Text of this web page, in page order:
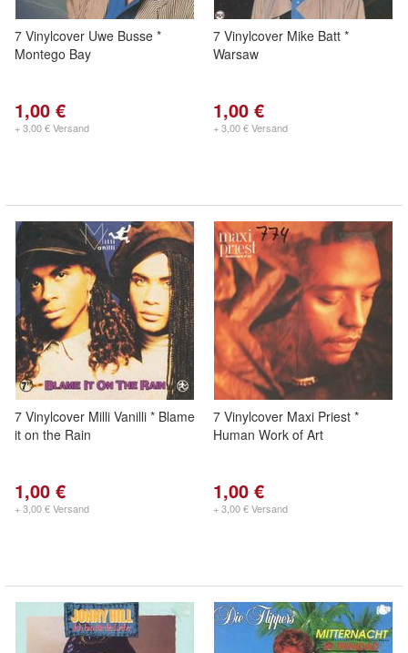
7 Vinylcover Uwe Busse *
Montego Bay
1,00 €
+ 3,00 € Versand
7 Vinylcover Mike Batt *
Warsaw
1,00 €
+ 3,00 € Versand
7 Vinylcover Milli Vanilli * Blame
it on the Rain
1,00 €
+ 3,00 € Versand
7 Vinylcover Maxi Priest *
Human Work of Art
1,00 €
+ 3,00 € Versand